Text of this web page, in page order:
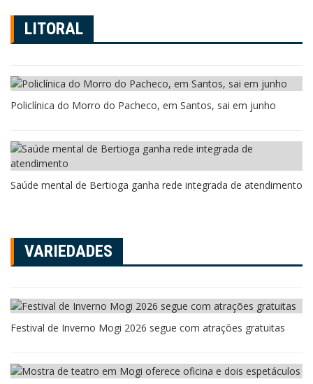
LITORAL
Policlínica do Morro do Pacheco, em Santos, sai em junho
Saúde mental de Bertioga ganha rede integrada de atendimento
VARIEDADES
Festival de Inverno Mogi 2026 segue com atrações gratuitas